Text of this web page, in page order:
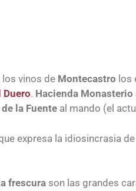
los vinos de Montecastro los
Duero. Hacienda Monasterio
la Fuente al mando (el
expresa la idiosincrasia
frescura son las grandes